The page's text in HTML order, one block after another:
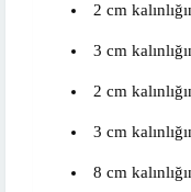
2 cm
3 cm
2 cm
3 cm
8 cm